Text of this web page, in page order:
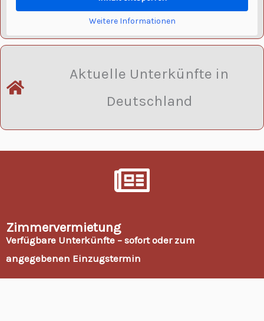
Weitere Informationen
Aktuelle Unterkünfte in
Deutschland
Zimmervermietung
Verfügbare Unterkünfte – sofort oder zum
angegebenen Einzugstermin